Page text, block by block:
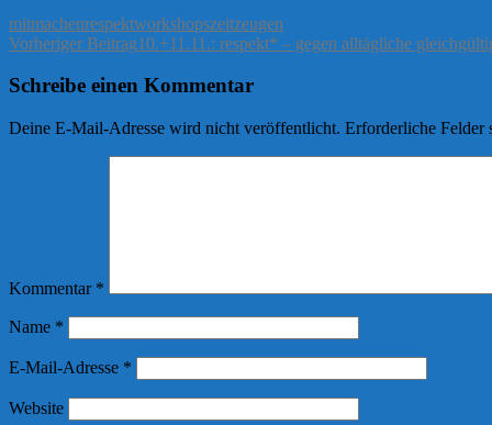
mitmachenrespektworkshopszeitzeugen
Beitragsnavigation
Vorheriger Beitrag10.+11.11.: respekt* – gegen alltägliche
Schreibe einen Kommentar
Deine E-Mail-Adresse wird nicht veröffentlicht. Erforderliche Felder
Kommentar *
Name *
E-Mail-Adresse *
Website